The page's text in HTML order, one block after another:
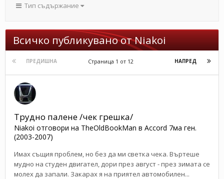
Тип съдържание
Всичко публикувано от Niakoi
ПРЕДИШНА НАПРЕД
Страница 1 от 12
Трудно палене /чек грешка/
Niakoi отговори на TheOldBookMan в Accord 7ма ген.
(2003-2007)
Имах същия проблем, но без да ми светка чека. Въртеше
мудно на студен двигател, дори през август - през зимата се
молех да запали. Закарах я на приятел автомобилен...